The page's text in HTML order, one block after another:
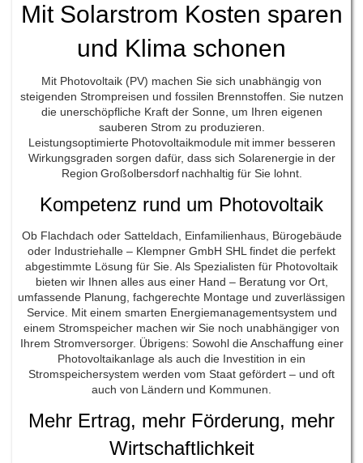
Mit Solarstrom Kosten sparen
und Klima schonen
Mit Photovoltaik (PV) machen Sie sich unabhängig von
steigenden Strompreisen und fossilen Brennstoffen. Sie nutzen
die unerschöpfliche Kraft der Sonne, um Ihren eigenen
sauberen Strom zu produzieren.
Leistungsoptimierte Photovoltaikmodule mit immer besseren
Wirkungsgraden sorgen dafür, dass sich Solarenergie in der
Region Großolbersdorf nachhaltig für Sie lohnt.
Kompetenz rund um Photovoltaik
Ob Flachdach oder Satteldach, Einfamilienhaus, Bürogebäude
oder Industriehalle – Klempner GmbH SHL findet die perfekt
abgestimmte Lösung für Sie. Als Spezialisten für Photovoltaik
bieten wir Ihnen alles aus einer Hand – Beratung vor Ort,
umfassende Planung, fachgerechte Montage und zuverlässigen
Service. Mit einem smarten Energiemanagementsystem und
einem Stromspeicher machen wir Sie noch unabhängiger von
Ihrem Stromversorger. Übrigens: Sowohl die Anschaffung einer
Photovoltaikanlage als auch die Investition in ein
Stromspeichersystem werden vom Staat gefördert – und oft
auch von Ländern und Kommunen.
Mehr Ertrag, mehr Förderung, mehr
Wirtschaftlichkeit